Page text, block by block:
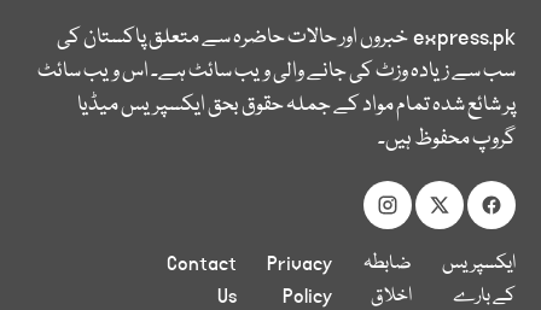
express.pkخبروں اور حالات حاضرہ سے متعلق پاکستان کی
سب سے زیادہ وزٹ کی جانے والی ویب سائٹ ہے۔ اس ویب سائٹ
پر شائع شدہ تمام مواد کے جملہ حقوق بحق ایکسپریس میڈیا
گروپ محفوظ ہیں۔
ایکسپریس
کے بارے
ضابطہ
اخلاق
Privacy
Policy
Contact
Us